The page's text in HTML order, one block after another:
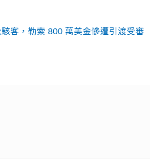
客，勒索 800 萬美金慘遭引渡受審